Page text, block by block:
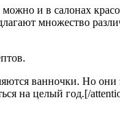
и в салонах
множество
ванночки. Но они
на целый год.[/